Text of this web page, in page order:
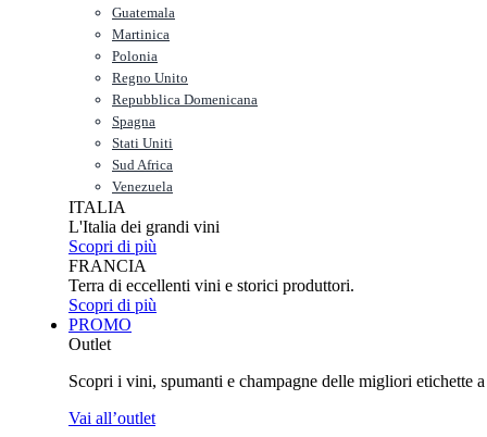
Guatemala
Martinica
Polonia
Regno Unito
Repubblica Domenicana
Spagna
Stati Uniti
Sud Africa
Venezuela
ITALIA
L'Italia dei grandi vini
Scopri di più
FRANCIA
Terra di eccellenti vini e storici produttori.
Scopri di più
PROMO
Outlet
Scopri i vini, spumanti e champagne delle migliori etichette
Vai all’outlet